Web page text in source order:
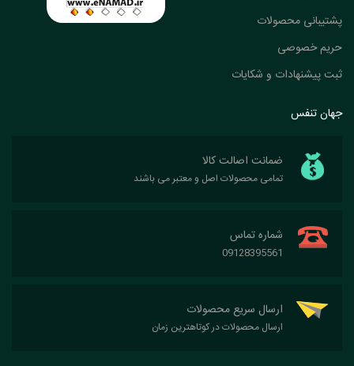
پشتیبانی محصولات
حریم خصوصی
ثبت پیشنهادات و شکایات
جهان تنفس
ضمانت اصالت کالا
تمامی محصولات اصل و معتبر می باشند
شماره تماس
09128395561
ارسال سریع محصولات
ارسال محصولات در کوتاهترین زمان